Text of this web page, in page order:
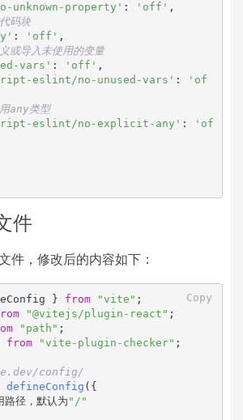
unknown-property' : 'off' ,
码块
: 'off' ,
或导入未使用的变量
vars' : 'off' ,
eslint/no-unused-vars' :
'of
any类型
eslint/no-explicit-any' :
'of
件
件，修改后的内容如下：
} from "vite" ;
"@vitejs/plugin-react" ;
"path" ;
from "vite-plugin-checker" ;
config/
defineConfig ({
路径，默认为
"/"
Copy